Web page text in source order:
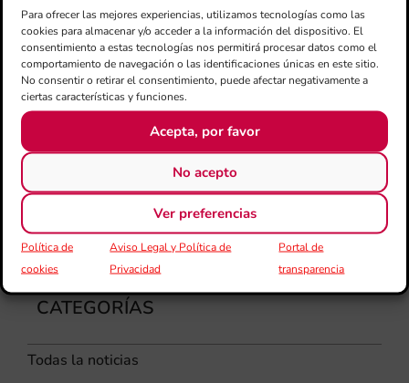
Para ofrecer las mejores experiencias, utilizamos tecnologías como las
cookies para almacenar y/o acceder a la información del dispositivo. El
consentimiento a estas tecnologías nos permitirá procesar datos como el
comportamiento de navegación o las identificaciones únicas en este sitio.
No consentir o retirar el consentimiento, puede afectar negativamente a
ciertas características y funciones.
Acepta, por favor
No acepto
Ver preferencias
Política de
cookies
Aviso Legal y Política de
Privacidad
Portal de
transparencia
CATEGORÍAS
Todas la noticias